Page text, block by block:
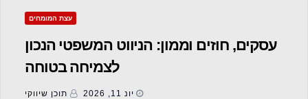
עצת המומחים
עסקים, חוזים וממון: הניווט המשפטי הנכון
לצמיחה בטוחה
יונ 11, 2026 תוכן שיווקי